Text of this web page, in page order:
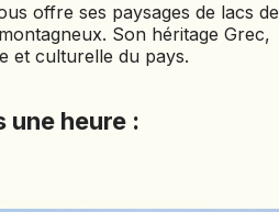
offre ses paysages de lacs de
Son héritage Grec,
et culturelle du pays.
une heure :